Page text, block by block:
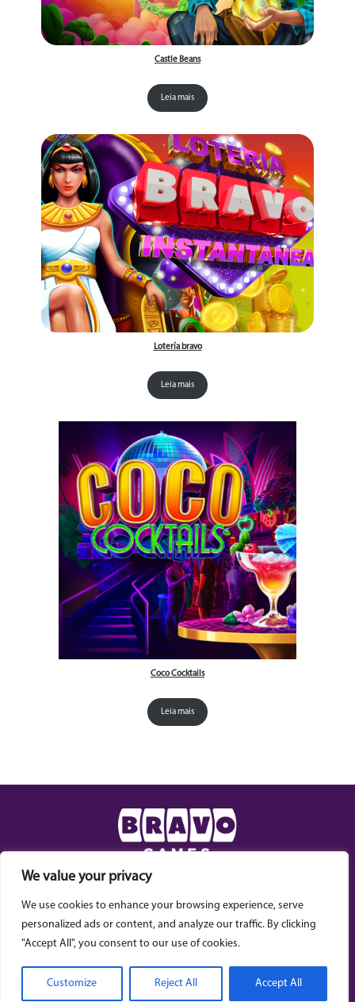
We value your privacy
We use cookies to enhance your browsing experience, serve
personalized ads or content, and analyze our traffic. By clicking
"Accept All", you consent to our use of cookies.
Customize Reject All Accept All
Castle Beans
Leia mais
Lotería bravo
Leia mais
Coco Cocktails
Leia mais
Loteria instantânea
Armários
Contato
Privacidade
BRAVO GAMES 2026